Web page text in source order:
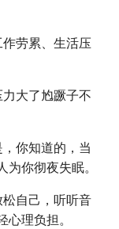
劳累、生活压
大了尥蹶子不
你知道的，当
你彻夜失眠。
自己，听听音
理负担。